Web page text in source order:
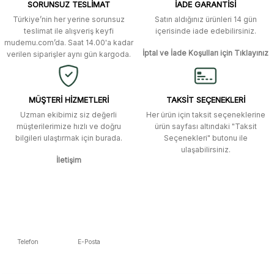
Ürün bilgilerinde hatalar bulunuyor.
Ürün fiyatı diğer sitelerden daha pahalı.
Bu ürüne benzer farklı alternatifler olmalı.
yanıt aldım ve çözüm buldum.
Murat Duman | 17/03/2026
Site güvenilir ve kullanışlı, fakat
kavela ve diğer ahşap aksesuarları
menü seçeneklerinde bulunmuyor,
spesifik olarak "kavela" terimini
aratarak bulunabilir.
M... K... | 12/12/2025
Ben bu kadar hızlı bir teslimat
Ben bu kadar hızlı bir teslimat
SORUNSUZ TESLİMAT
Türkiye’nin her yerine sorunsuz
teslimat ile alışveriş keyfi
mudemu.com’da. Saat 14.00'a kadar
verilen siparişler aynı gün kargoda.
İADE GARANTİSİ
Satın aldığınız ürünleri 14 gün
içerisinde iade edebilirsiniz.
İptal ve İade Koşulları için Tıklayınız
MÜŞTERİ HİZMETLERİ
Uzman ekibimiz siz değerli
müşterilerimize hızlı ve doğru
bilgileri ulaştırmak için burada.
İletişim
TAKSİT SEÇENEKLERİ
Her ürün için taksit seçeneklerine
ürün sayfası altındaki "Taksit
Seçenekleri" butonu ile
ulaşabilirsiniz.
Telefon E-Posta